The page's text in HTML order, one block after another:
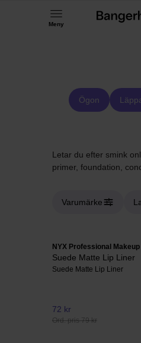
Meny
Ögon
Letar du efter smink
primer, foundation,
Varumärke
NYX Professional Makeup
Suede Matte Lip Liner
Suede Matte Lip Liner
72 kr
Ord. pris 79 kr